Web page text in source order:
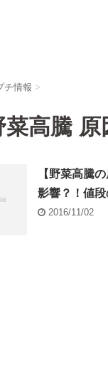
チ情報 >
菜高騰
【野菜高騰
影響？！値
2016/11/02